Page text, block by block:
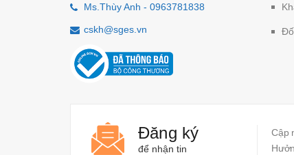
Ms.Thùy Anh - 0963781838
cskh@sges.vn
Đăng ký
để nhận tin
Cập